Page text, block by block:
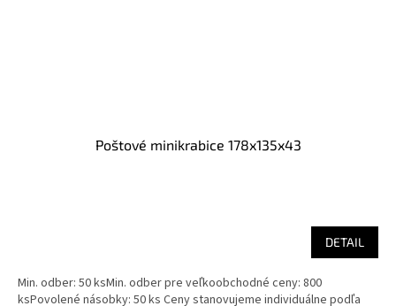
Poštové minikrabice 178x135x43
DETAIL
Min. odber: 50 ksMin. odber pre veľkoobchodné ceny: 800
ksPovolené násobky: 50 ks Ceny stanovujeme individuálne podľa